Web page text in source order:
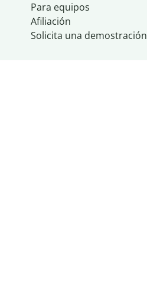
Para equipos
Afiliación
Solicita una demostración